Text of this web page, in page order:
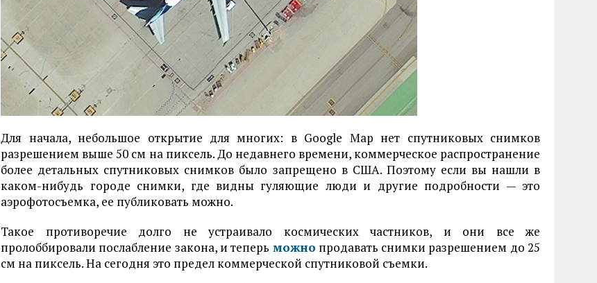
Для начала, небольшое открытие для многих: в Google Map нет спутниковых снимков
разрешением выше 50 см на пиксель. До недавнего времени, коммерческое распространение
более детальных спутниковых снимков было запрещено в США. Поэтому если вы нашли в
каком-нибудь городе снимки, где видны гуляющие люди и другие подробности — это
аэрофотосъемка, ее публиковать можно.
Такое противоречие долго не устраивало космических частников, и они все же
пролоббировали послабление закона, и теперь можно продавать снимки разрешением до 25
см на пиксель. На сегодня это предел коммерческой спутниковой съемки.